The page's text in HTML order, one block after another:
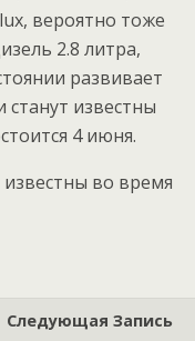
вероятно тоже
2.8 литра,
развивает
станут известны
4 июня.
во время
Следующая Запись